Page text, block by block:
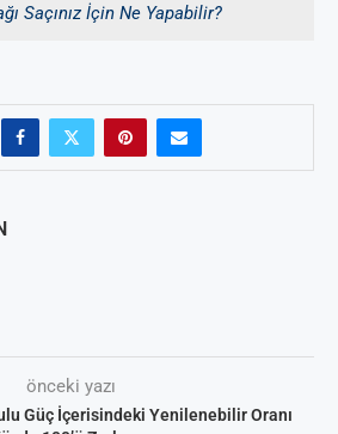
Saçınız İçin Ne Yapabilir?
önceki yazı
Güç İçerisindeki Yenilenebilir Oranı